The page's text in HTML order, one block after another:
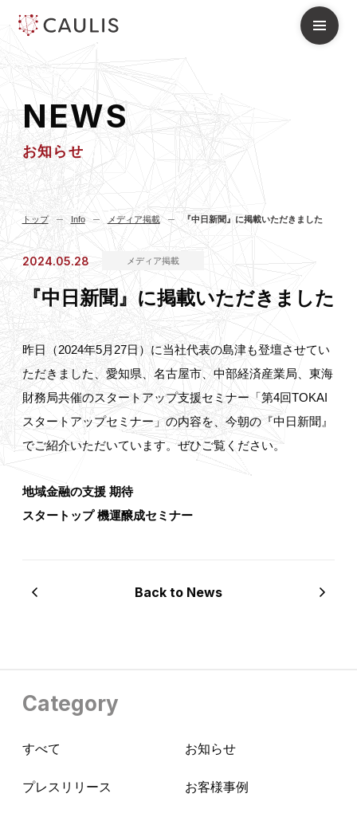
NEWS
お知らせ
トップ Info メディア掲載 『中日新聞』に掲載いただきました
2024.05.28 メディア掲載
『中日新聞』に掲載いただきました
昨日（2024年5月27日）に当社代表の島津も登壇させてい
ただきました、愛知県、名古屋市、中部経済産業局、東海
財務局共催のスタートアップ支援セミナー「第4回TOKAI
スタートアップセミナー」の内容を、今朝の『中日新聞』
でご紹介いただいています。ぜひご覧ください。
地域金融の支援 期待
スタートップ 機運醸成セミナー
Back to News
Category
すべて お知らせ
プレスリリース お客様事例